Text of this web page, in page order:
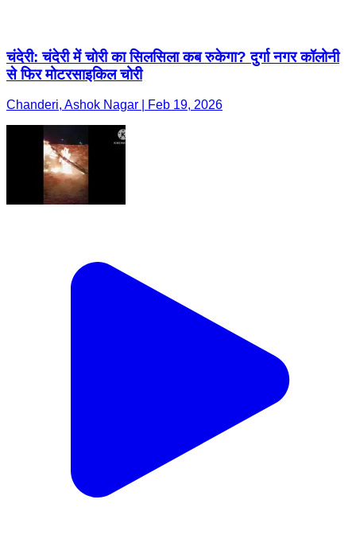
चंदेरी: चंदेरी में चोरी का सिलसिला कब रुकेगा? दुर्गा नगर कॉलोनी
से फिर मोटरसाइकिल चोरी
Chanderi, Ashok Nagar | Feb 19, 2026